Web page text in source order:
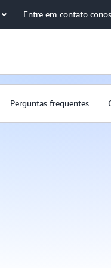
Entre em contato
Perguntas frequentes